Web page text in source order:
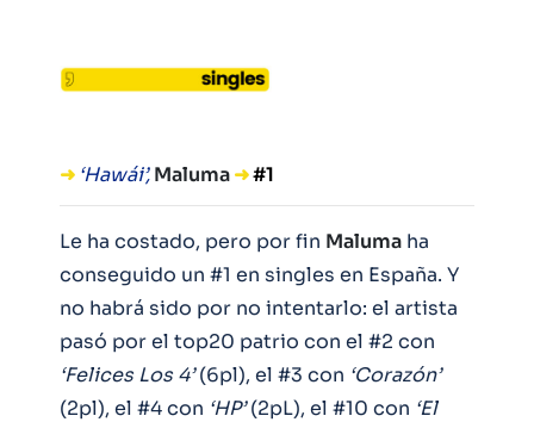
➜ ‘Hawái’,Maluma➜#1
Le ha costado, pero por fin Maluma ha
conseguido un #1 en singles en España. Y
no habrá sido por no intentarlo: el artista
pasó por el top20 patrio con el #2 con
‘Felices Los 4’(6pl), el #3 con ‘Corazón’
(2pl), el #4 con ‘HP’(2pL), el #10 con ‘El